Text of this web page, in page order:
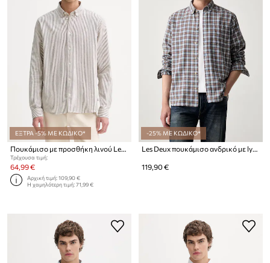
ΕΞΤΡΑ -5% ΜΕ ΚΩΔΙΚΟ*
Πουκάμισο με προσθήκη λινού Les Deux Konrad
Τρέχουσα τιμή:
64,99 €
Αρχική τιμή:109,90 €
Η χαμηλότερη τιμή:71,99 €
-25% ΜΕ ΚΩΔΙΚΟ*
Les Deux πουκάμισο ανδρικό με lyocell
119,90 €